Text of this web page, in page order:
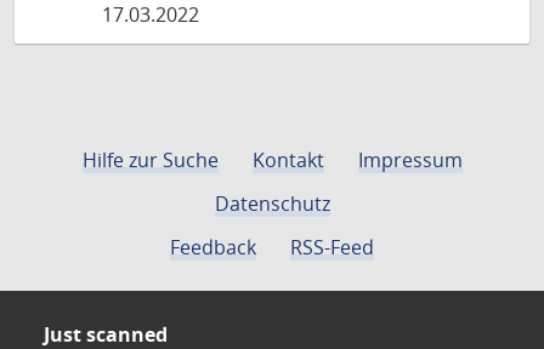
17.03.2022
Hilfe zur Suche Kontakt
Impressum
Datenschutz
Feedback
RSS-Feed
Just scanned